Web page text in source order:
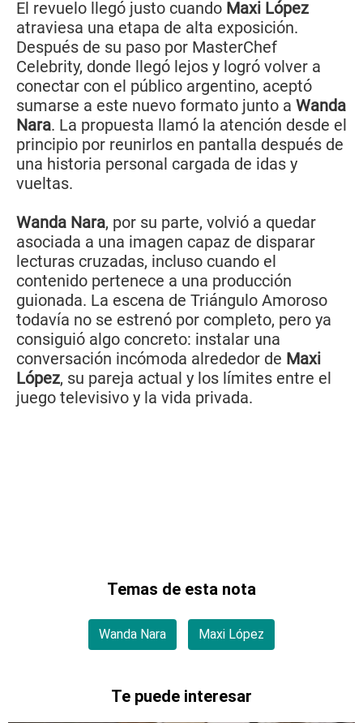
El revuelo llegó justo cuando Maxi López
atraviesa una etapa de alta exposición.
Después de su paso por MasterChef
Celebrity, donde llegó lejos y logró volver a
conectar con el público argentino, aceptó
sumarse a este nuevo formato junto a Wanda
Nara. La propuesta llamó la atención desde el
principio por reunirlos en pantalla después de
una historia personal cargada de idas y
vueltas.
Wanda Nara, por su parte, volvió a quedar
asociada a una imagen capaz de disparar
lecturas cruzadas, incluso cuando el
contenido pertenece a una producción
guionada. La escena de Triángulo Amoroso
todavía no se estrenó por completo, pero ya
consiguió algo concreto: instalar una
conversación incómoda alrededor de Maxi
López, su pareja actual y los límites entre el
juego televisivo y la vida privada.
Temas de esta nota
Wanda Nara Maxi López
Te puede interesar